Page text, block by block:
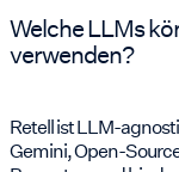
Welche LLMs
verwenden?
Retell ist LLM-
Gemini, Open-